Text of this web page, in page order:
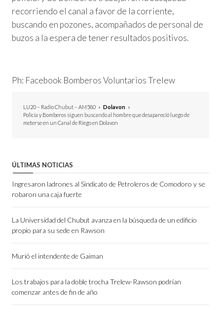
recorriendo el canal a favor de la corriente,
buscando en pozones, acompañados de personal de
buzos a la espera de tener resultados positivos.
Ph: Facebook Bomberos Voluntarios Trelew
LU20 – Radio Chubut – AM580 » Dolavon »
Policía y Bomberos siguen buscando al hombre que desapareció luego de
meterse en un Canal de Riego en Dolavon
ÚLTIMAS NOTICIAS
Ingresaron ladrones al Sindicato de Petroleros de Comodoro y se
robaron una caja fuerte
La Universidad del Chubut avanza en la búsqueda de un edificio
propio para su sede en Rawson
Murió el intendente de Gaiman
Los trabajos para la doble trocha Trelew-Rawson podrían
comenzar antes de fin de año